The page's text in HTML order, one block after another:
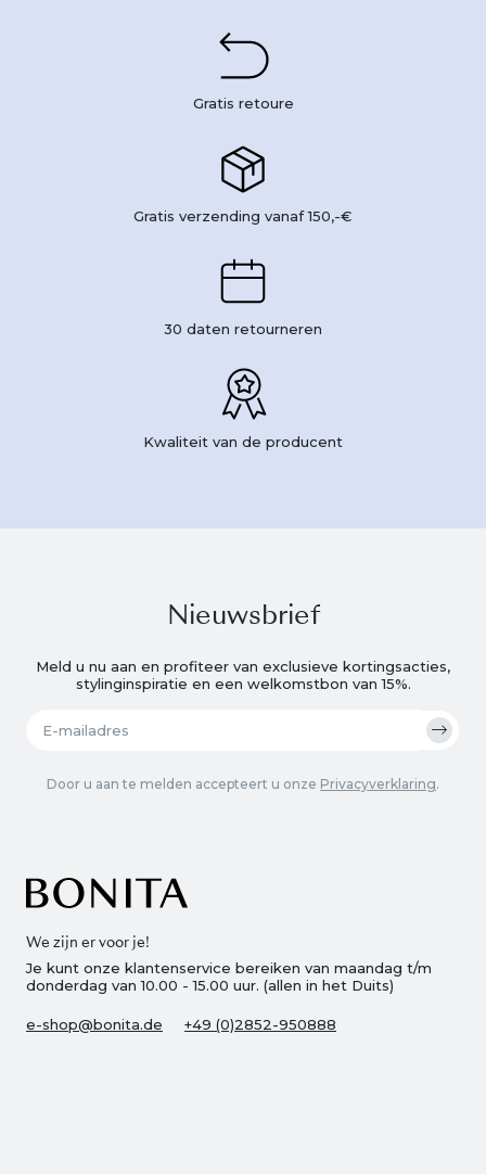
Gratis retoure
Gratis verzending vanaf 150,-€
30 daten retourneren
Kwaliteit van de producent
We zijn er voor je!
Je kunt onze klantenservice bereiken van maandag t/m
donderdag van 10.00 - 15.00 uur. (allen in het Duits)
e-shop@bonita.de +49 (0)2852-950888
Nieuwsbrief
Meld u nu aan en profiteer van exclusieve kortingsacties,
stylinginspiratie en een welkomstbon van 15%.
Door u aan te melden accepteert u onze Privacyverklaring.